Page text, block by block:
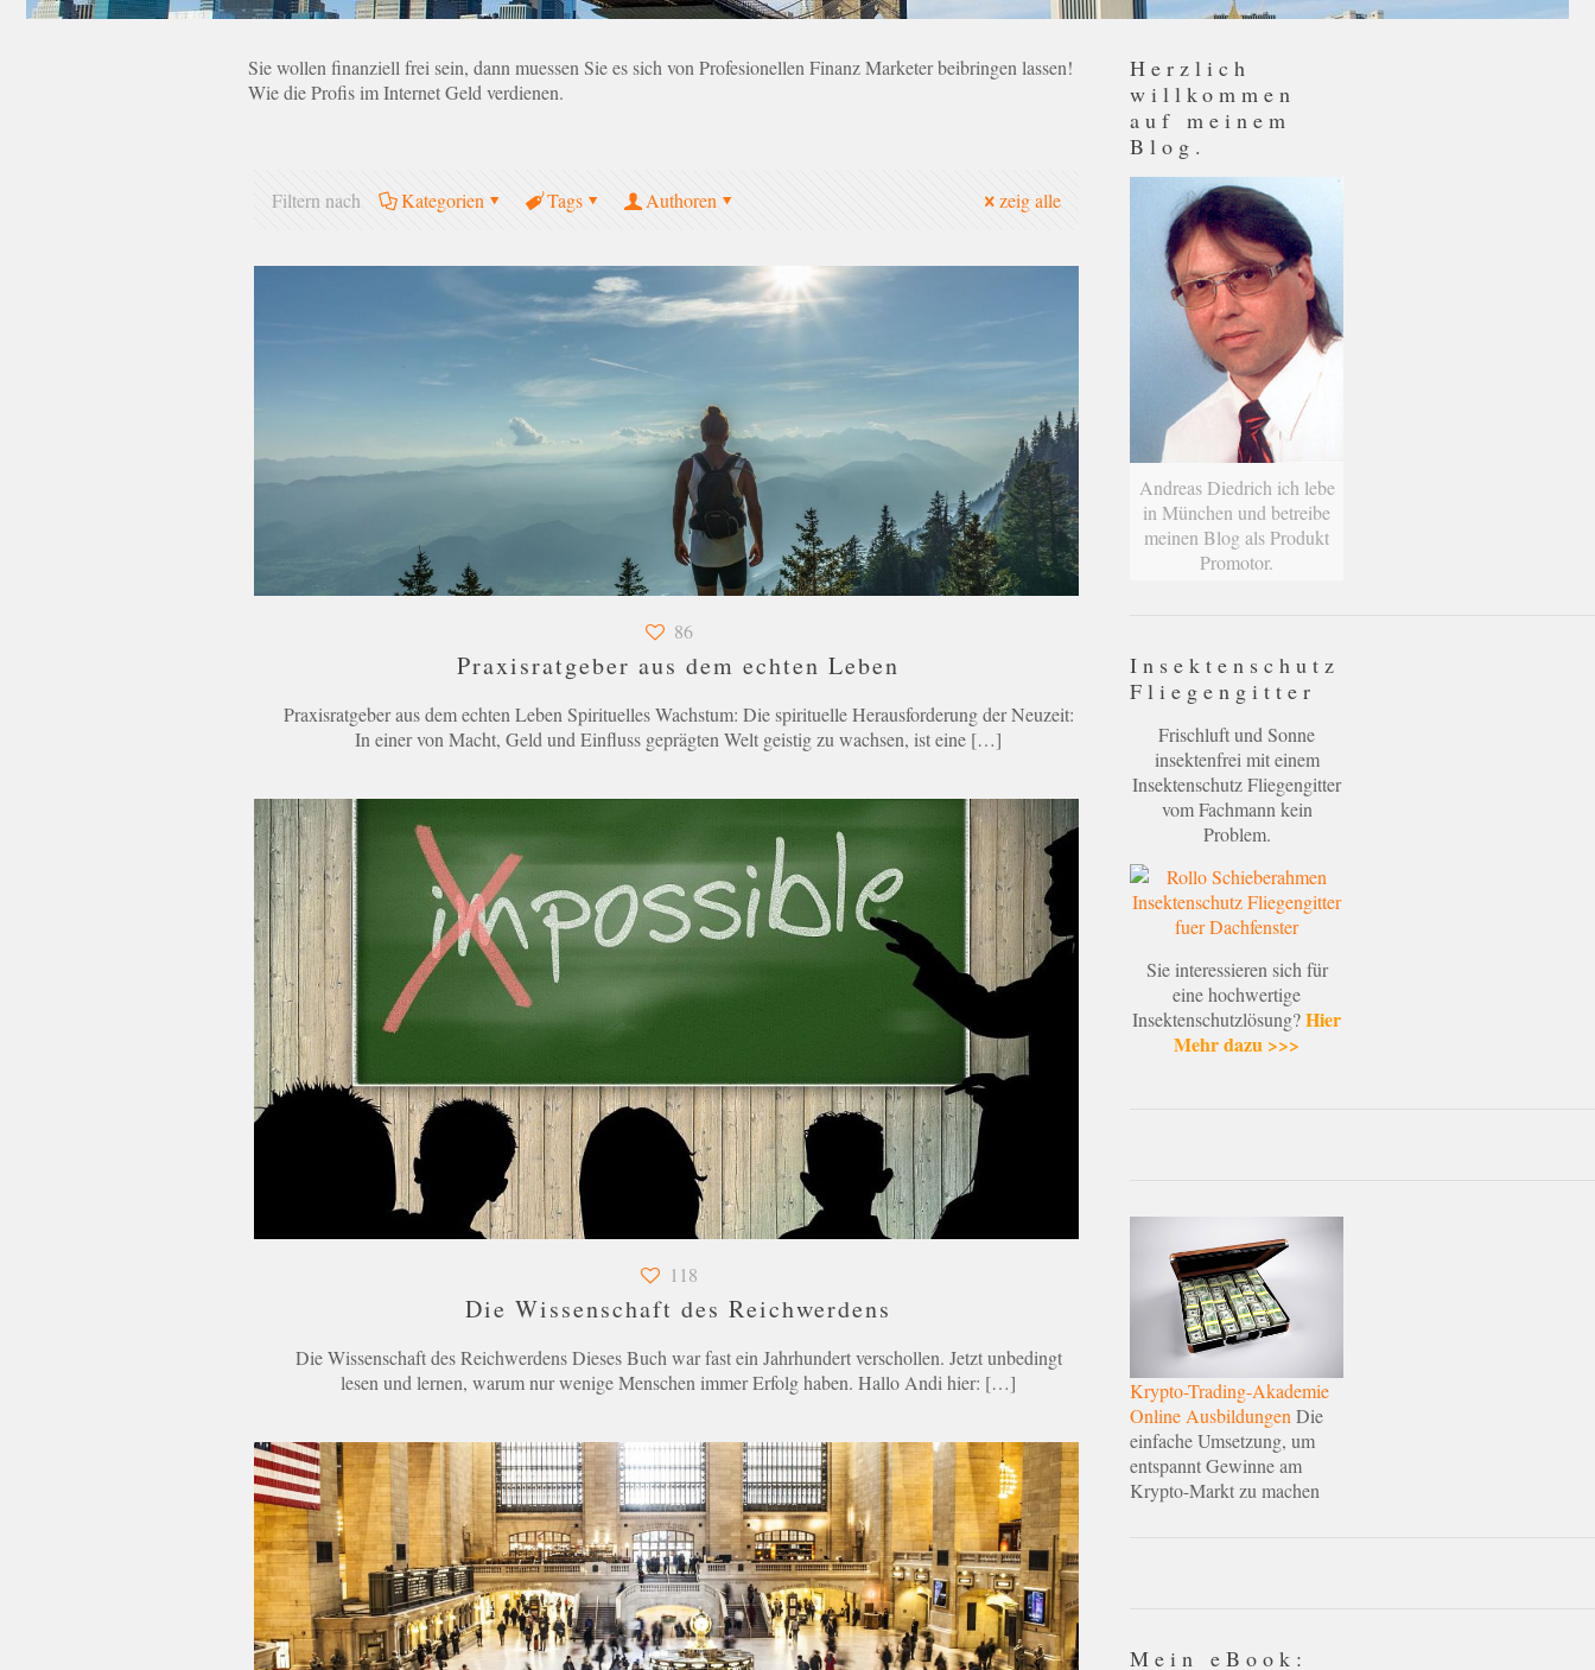
Sie wollen finanziell frei sein, dann muessen Sie es sich von Profesionellen Finanz Marketer beibringen lassen!
Wie die Profis im Internet Geld verdienen.
Filtern nach Kategorien Tags Authoren zeig alle
86
Praxisratgeber aus dem echten Leben
Praxisratgeber aus dem echten Leben Spirituelles Wachstum: Die spirituelle Herausforderung der Neuzeit:
In einer von Macht, Geld und Einfluss geprägten Welt geistig zu wachsen, ist eine […]
118
Die Wissenschaft des Reichwerdens
Die Wissenschaft des Reichwerdens Dieses Buch war fast ein Jahrhundert verschollen. Jetzt unbedingt
lesen und lernen, warum nur wenige Menschen immer Erfolg haben. Hallo Andi hier: […]
Herzlich
willkommen
auf meinem
Blog.
Andreas Diedrich ich lebe
in München und betreibe
meinen Blog als Produkt
Promotor.
Insektenschutz
Fliegengitter
Frischluft und Sonne
insektenfrei mit einem
Insektenschutz Fliegengitter
vom Fachmann kein
Problem.
Sie interessieren sich für
eine hochwertige
Insektenschutzlösung?Hier
Mehr dazu >>>
Krypto-Trading-Akademie
Online AusbildungenDie
einfache Umsetzung, um
entspannt Gewinne am
Krypto-Markt zu machen
Mein eBook: